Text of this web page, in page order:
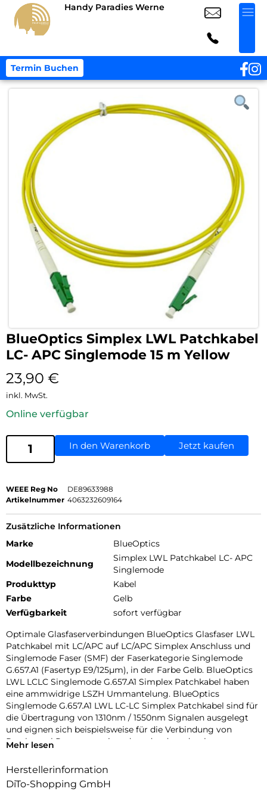
Handy Paradies Werne
Termin Buchen
BlueOptics Simplex LWL Patchkabel
LC- APC Singlemode 15 m Yellow
23,90 €
inkl. MwSt.
Online verfügbar
In den Warenkorb Jetzt kaufen
WEEE Reg No
DE89633988
Artikelnummer 4063232609164
Zusätzliche Informationen
Marke
BlueOptics
Modellbezeichnung
Simplex LWL Patchkabel LC- APC
Singlemode
Produkttyp
Kabel
Farbe
Gelb
Verfügbarkeit
sofort verfügbar
Optimale Glasfaserverbindungen BlueOptics Glasfaser LWL
Patchkabel mit LC/APC auf LC/APC Simplex Anschluss und
Singlemode Faser (SMF) der Faserkategorie Singlemode
G.657.A1 (Fasertyp E9/125µm), in der Farbe Gelb. BlueOptics
LWL LCLC Singlemode G.657.A1 Simplex Patchkabel haben
eine ammwidrige LSZH Ummantelung. BlueOptics
Singlemode G.657.A1 LWL LC-LC Simplex Patchkabel sind für
die Übertragung von 1310nm / 1550nm Signalen ausgelegt
und eignen sich beispielsweise für die Verbindung von
Patchpanel Ports untereinander oder dem damit
Dämpfungswerte BlueOptics Singlemode G.657.A1 LWL LC-
0,4dB pro Kilometer, eine geringe Eingangsdämpfung (Input
Mehr lesen
Herstellerinformation
DiTo-Shopping GmbH